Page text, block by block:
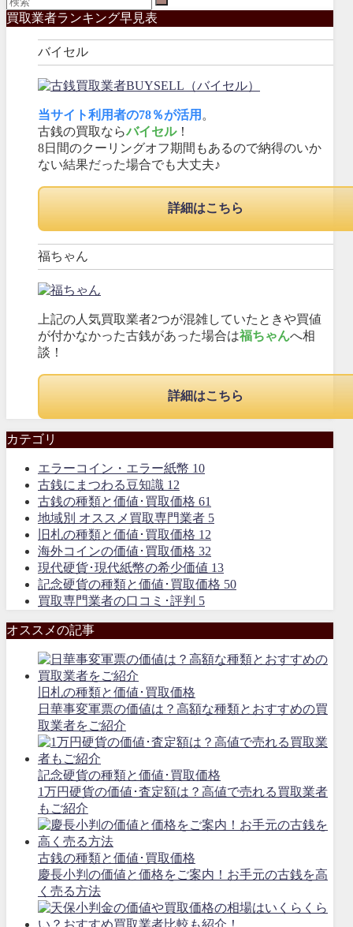
買取業者ランキング早見表
バイセル
当サイト利用者の78％が活用 。
古銭の買取ならバイセル！
8日間のクーリングオフ期間もあるので納得のいか
ない結果だった場合でも大丈夫♪
詳細はこちら
福ちゃん
上記の人気買取業者2つが混雑していたときや買値
が付かなかった古銭があった場合は福ちゃんへ相
談！
詳細はこちら
カテゴリ
エラーコイン・エラー紙幣 10
古銭にまつわる豆知識 12
古銭の種類と価値･買取価格 61
地域別 オススメ買取専門業者 5
旧札の種類と価値･買取価格 12
海外コインの価値･買取価格 32
現代硬貨･現代紙幣の希少価値 13
記念硬貨の種類と価値･買取価格 50
買取専門業者の口コミ･評判 5
オススメの記事
旧札の種類と価値･買取価格
日華事変軍票の価値は？高額な種類とおすすめの買
取業者をご紹介
記念硬貨の種類と価値･買取価格
1万円硬貨の価値･査定額は？高値で売れる買取業者
もご紹介
古銭の種類と価値･買取価格
慶長小判の価値と価格をご案内！お手元の古銭を高
く売る方法